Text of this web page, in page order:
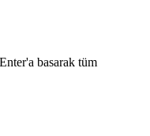
basarak tüm